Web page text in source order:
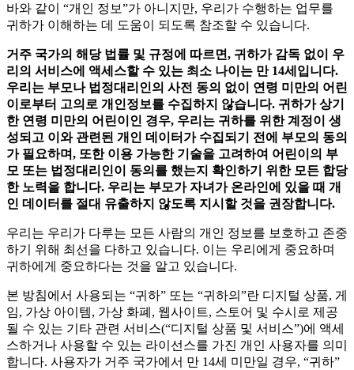
바와 같이 “개인 정보”가 아니지만, 우리가 수행하는 업무를
귀하가 이해하는 데 도움이 되도록 참조할 수 있습니다.
거주 국가의 해당 법률 및 규정에 따르면, 귀하가 감독 없이
우
리의 서비스에 액세스할 수 있는 최소 나이는 만14세입니다.
우리는 부모나 법정대리인의 사전 동의 없이 연령 미만의 어린
이로부터 고의로 개인정보를 수집하지 않습니다. 귀하가 상기
한 연령 미만의 어린이인 경우, 우리는 귀하를 위한 계정이 생
성되고 이와 관련된 개인 데이터가 수집되기 전에 부모의 동의
가 필요하며, 또한 이용 가능한 기술을 고려하여 어린이의 부
모 또는 법정대리인이 동의를 했는지 확인하기 위한 모든 합당
한 노력을 합니다. 우리는 부모가 자녀가 온라인에 있을 때 개
인 데이터를 절대 유출하지 않도록 지시할 것을 권장합니다.
우리는 우리가 다루는 모든 사람의 개인 정보를 보호하고 존중
하기 위해 최선을 다하고 있습니다. 이는 우리에게 중요하며
귀하에게 중요하다는 것을 알고 있습니다.
본 방침에서 사용되는 “귀하” 또는 “귀하의”란 디지털 상품, 게
임, 가상 아이템, 가상 화폐, 웹사이트, 스토어 및 수시로 제공
될 수 있는 기타 관련 서비스(“디지털 상품 및 서비스”)에 액세
스하거나 사용할 수 있는 라이선스를 가진 개인 사용자를 의미
합니다. 사용자가 거주 국가에서 만 14세 미만일 경우, “귀하”